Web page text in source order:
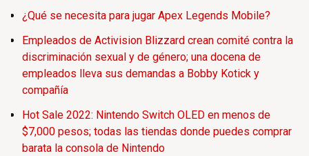
¿Qué se necesita para jugar Apex Legends Mobile?
Empleados de Activision Blizzard crean comité contra la
discriminación sexual y de género; una docena de
empleados lleva sus demandas a Bobby Kotick y
compañía
Hot Sale 2022: Nintendo Switch OLED en menos de
$7,000 pesos; todas las tiendas donde puedes comprar
barata la consola de Nintendo